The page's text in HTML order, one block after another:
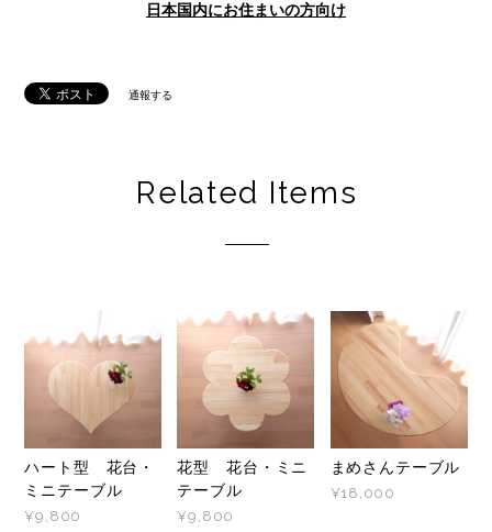
日本国内にお住まいの方向け
通報する
Related Items
ハート型 花台・
ミニテーブル
¥9,800
花型 花台・ミニ
テーブル
¥9,800
まめさんテーブル
¥18,000